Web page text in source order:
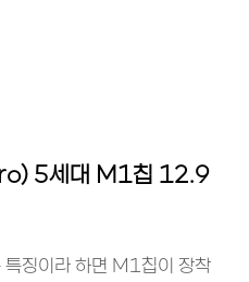
5세대 M1칩 12.9
특징이라 하면 M1칩이 장착